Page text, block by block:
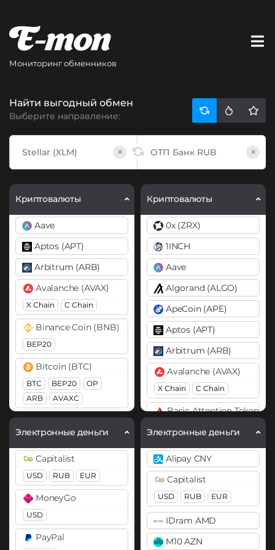
Мониторинг обменников
Найти выгодный обмен
Выберите направление:
× ×
Криптовалюты
Aave
Aptos (APT)
Arbitrum (ARB)
Avalanche (AVAX)
X Chain C Chain
Binance Coin (BNB)
BEP20
Bitcoin (BTC)
BTC BEP20
OP
ARB
AVAXC
Cosmos (ATOM)
DASH
Dogecoin (DOGE)
DOGE
Polkadot (DOT)
Электронные деньги
Capitalist
USD RUB EUR
MoneyGo
USD
PayPal
Криптовалюты
0x (ZRX)
1INCH
Aave
Algorand (ALGO)
ApeCoin (APE)
Aptos (APT)
Arbitrum (ARB)
Avalanche (AVAX)
X Chain C Chain
Basic Attention Token
Binance Coin (BNB)
BEP20 BEP2
Bitcoin (BTC)
BTC BEP20
Lightning
OP
ARB AVAXC
Bitcoin Cash (BCH)
Электронные деньги
Alipay CNY
Capitalist
USD RUB EUR
IDram AMD
M10 AZN